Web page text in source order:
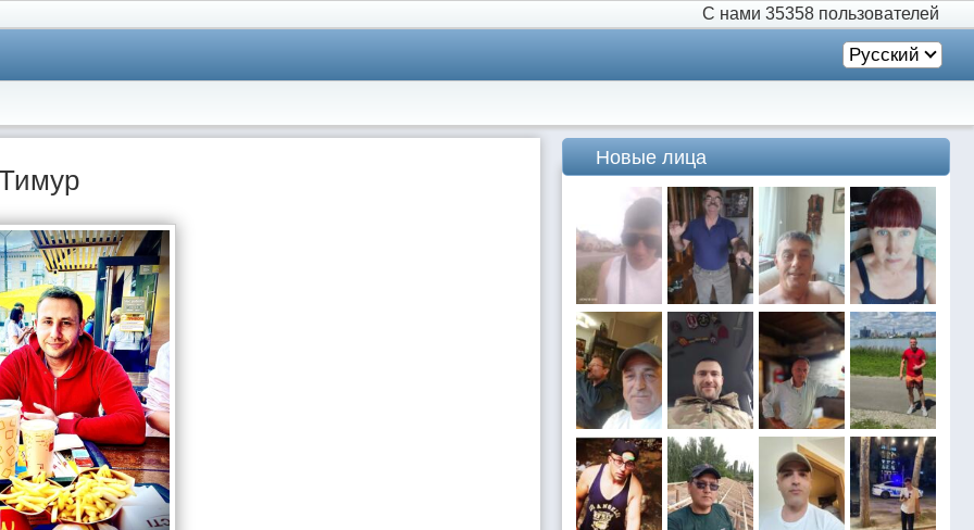
С нами 35358 пользователей
Русский
Новые лица